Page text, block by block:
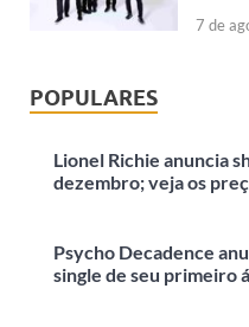
7 de
POPULARES
Lionel Richie anuncia
dezembro; veja os
Psycho Decadence
single de seu primeiro